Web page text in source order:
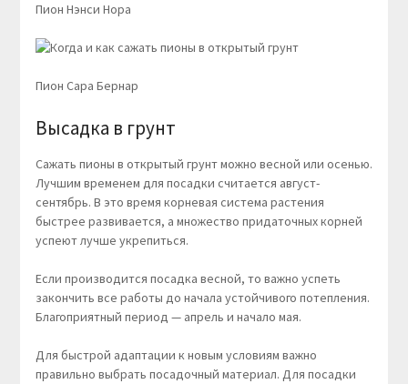
Пион Нэнси Нора
Пион Сара Бернар
Высадка в грунт
Сажать пионы в открытый грунт можно весной или осенью.
Лучшим временем для посадки считается август-
сентябрь. В это время корневая система растения
быстрее развивается, а множество придаточных корней
успеют лучше укрепиться.
Если производится посадка весной, то важно успеть
закончить все работы до начала устойчивого потепления.
Благоприятный период — апрель и начало мая.
Для быстрой адаптации к новым условиям важно
правильно выбрать посадочный материал. Для посадки